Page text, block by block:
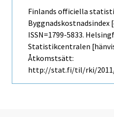
Finlands officiella
ISSN=1799-5833.
Statistikcentralen
Åtkomstsätt:
http://stat.fi/til/rki/